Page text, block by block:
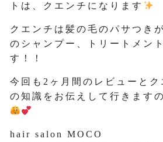
トは、クエンチになります
クエンチは髪の毛のパサつき
のシャンプー、トリートメン
す！！
今回も2ヶ月間のレビューとク
の知識をお伝えして行きます
hair salon MOCO